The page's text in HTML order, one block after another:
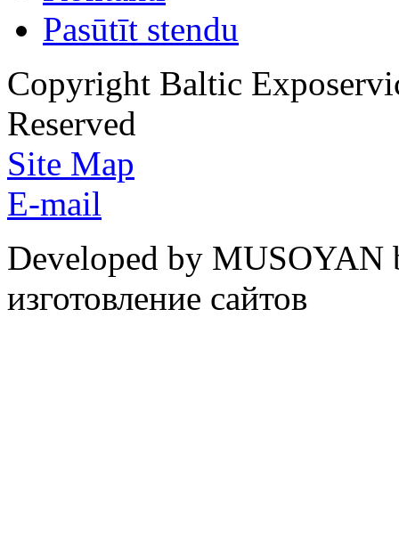
Pasūtīt stendu
Copyright Baltic
Reserved
Site Map
E-mail
Developed by
изготовление сайтов